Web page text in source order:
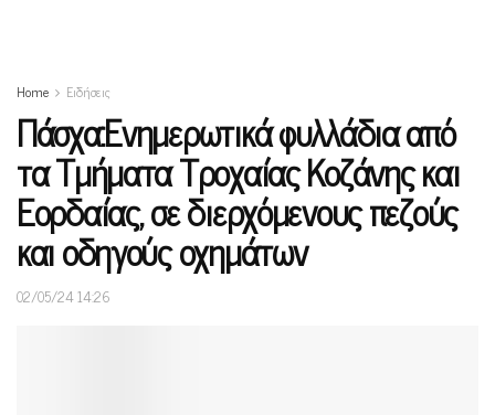
Home Ειδήσεις
Πάσχα:Ενημερωτικά φυλλάδια από
τα Τμήματα Τροχαίας Κοζάνης και
Εορδαίας, σε διερχόμενους πεζούς
και οδηγούς οχημάτων
02/05/24 14:26